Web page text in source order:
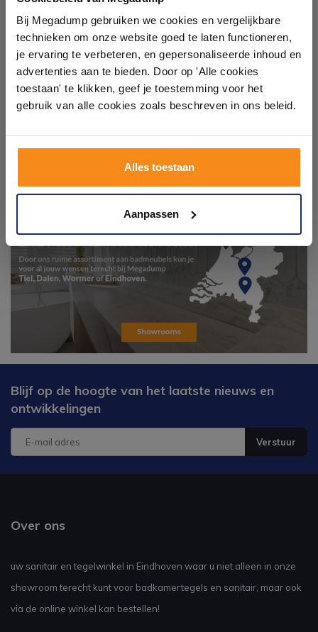
Bij Megadump gebruiken we cookies en vergelijkbare
technieken om onze website goed te laten functioneren,
je ervaring te verbeteren, en gepersonaliseerde inhoud en
advertenties aan te bieden. Door op 'Alle cookies
toestaan' te klikken, geef je toestemming voor het
gebruik van alle cookies zoals beschreven in ons beleid.
Alles toestaan
Aanpassen
Blijf op de hoogte van het laatste nieuws en
ontwikkelingen
Verstuur
Over ons
uw sanitair en tegelwinkel in Eindhoven waar u niet alleen in onze
showroom terecht kunt voor badkamertegels en sanitair, maar ook
via de online winkel kan bestellen!
showroom
Laat je inspireren door 21 volledig ingerichte
badkameropstellingen – van compact tot luxe. Onze
ervaren adviseurs helpen je persoonlijk, en je vindt
tegels & sanitair direct uit voorraad. Gratis parkeren
op eigen terrein.
Kom langs en ervaar zelf het verschil!